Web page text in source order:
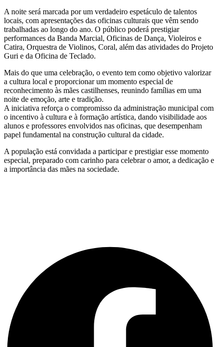
A noite será marcada por um verdadeiro espetáculo de talentos
locais, com apresentações das oficinas culturais que vêm sendo
trabalhadas ao longo do ano. O público poderá prestigiar
performances da Banda Marcial, Oficinas de Dança, Violeiros e
Catira, Orquestra de Violinos, Coral, além das atividades do Projeto
Guri e da Oficina de Teclado.
Mais do que uma celebração, o evento tem como objetivo valorizar
a cultura local e proporcionar um momento especial de
reconhecimento às mães castilhenses, reunindo famílias em uma
noite de emoção, arte e tradição.
A iniciativa reforça o compromisso da administração municipal com
o incentivo à cultura e à formação artística, dando visibilidade aos
alunos e professores envolvidos nas oficinas, que desempenham
papel fundamental na construção cultural da cidade.
A população está convidada a participar e prestigiar esse momento
especial, preparado com carinho para celebrar o amor, a dedicação e
a importância das mães na sociedade.